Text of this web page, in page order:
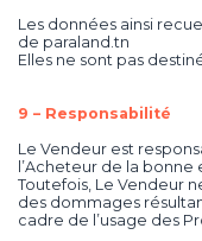
Les données ainsi
de paraland.tn
Elles ne sont pas
9 – Responsabilité
Le Vendeur est
l’Acheteur de la
Toutefois, Le Vendeur
des dommages
cadre de l’usage des